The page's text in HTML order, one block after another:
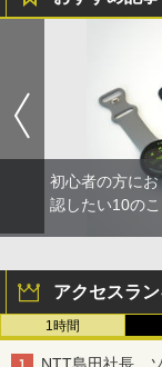
初心者の方に
認したい10の
アクセスラ
1時間